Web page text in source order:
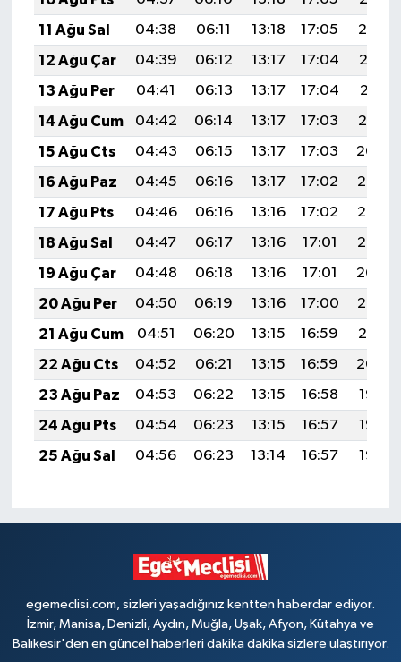
11 Ağu Sal
04:38 06:11 13:18 17:05
20:14
12 Ağu Çar
04:39 06:12 13:17 17:04
20:13
13 Ağu Per
04:41 06:13 13:17 17:04
20:11
14 Ağu Cum
04:42 06:14 13:17 17:03
20:10
15 Ağu Cts
04:43 06:15 13:17 17:03
20:09
16 Ağu Paz
04:45 06:16 13:17 17:02
20:08
17 Ağu Pts
04:46 06:16 13:16 17:02
20:06
18 Ağu Sal
04:47 06:17 13:16 17:01
20:05
19 Ağu Çar
04:48 06:18 13:16 17:01
20:04
20 Ağu Per
04:50 06:19 13:16 17:00
20:02
21 Ağu Cum
04:51 06:20 13:15 16:59
20:01
22 Ağu Cts
04:52 06:21 13:15 16:59
20:00
23 Ağu Paz
04:53 06:22 13:15 16:58
19:58
24 Ağu Pts
04:54 06:23 13:15 16:57
19:57
25 Ağu Sal
04:56 06:23 13:14 16:57 19:55
egemeclisi.com, sizleri yaşadığınız kentten haberdar ediyor.
İzmir, Manisa, Denizli, Aydın, Muğla, Uşak, Afyon, Kütahya ve
Balıkesir'den en güncel haberleri dakika dakika sizlere ulaştırıyor.